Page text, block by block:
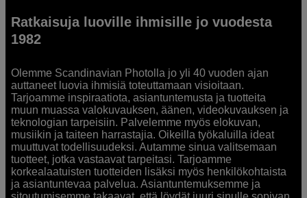
Ratkaisuja luoville ihmisille jo vuodesta
1982
Olemme Scandinavian Photolla jo yli 40 vuoden ajan
auttaneet luovia ihmisiä toteuttamaan visioitaan.
Tarjoamme inspiraatiota, asiantuntemusta ja tuotteita
muun muassa valokuvauksen, äänen, videokuvauksen ja
teknologian tarpeisiin. Palvelemme myös elokuvan,
musiikin ja taiteen harrastajia. Oikeilla työkaluilla ideat
muuttuvat todellisuudeksi. Autamme sinua valitsemaan
tuotteet, jotka vastaavat tarpeitasi. Tarjoamme
korkealaatuisten tuotteiden lisäksi myös henkilökohtaista
ja asiantuntevaa palvelua. Asiantuntemuksemme ja